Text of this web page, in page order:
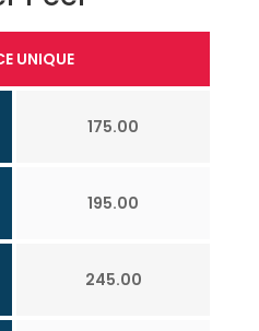
UNIQUE
175.00
195.00
245.00